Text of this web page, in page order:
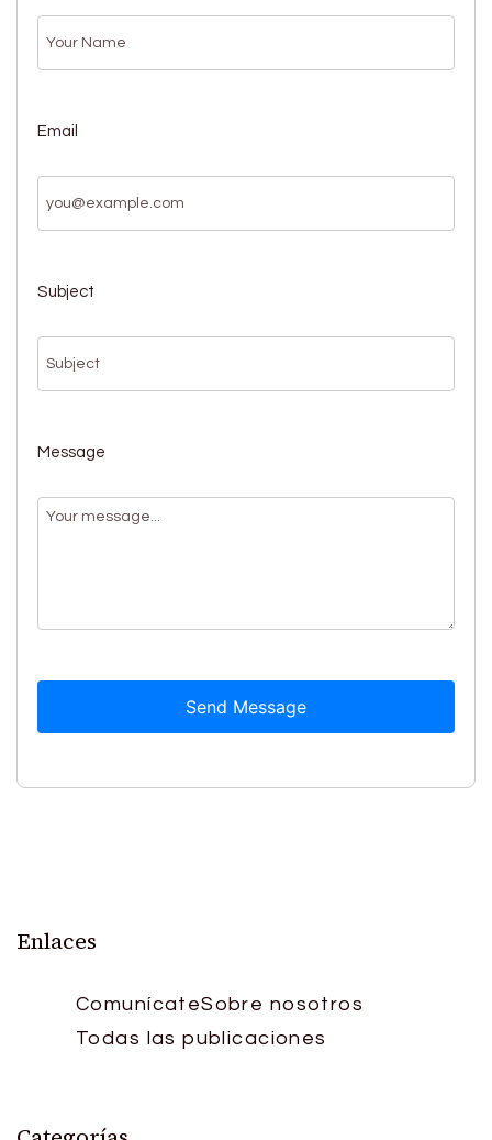
Email
Subject
Message
Send Message
Enlaces
ComunícateSobre nosotros
Todas las publicaciones